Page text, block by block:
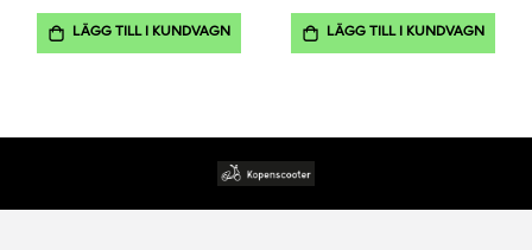
LÄGG TILL I KUNDVAGN LÄGG TILL I KUNDVAGN